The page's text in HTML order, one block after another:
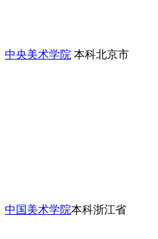
中央美术学院 本科北京市
中国美术学院本科浙江省